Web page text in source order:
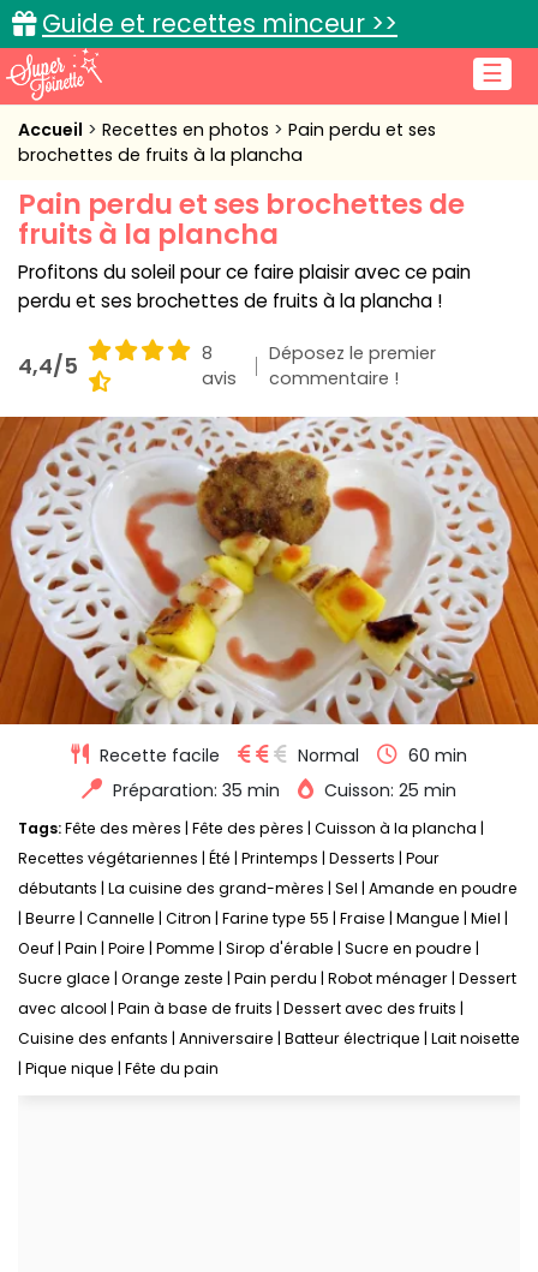
☰
Guide et recettes minceur >>
Accueil
Cuisine pratique
L'actu cuisine
Accueil Recettes en photos
Pain perdu et ses
brochettes de fruits à la plancha
Pain perdu et ses brochettes de
fruits à la plancha
Profitons du soleil pour ce faire plaisir avec ce pain
perdu et ses brochettes de fruits à la plancha !
4,4/5
8
avis
Déposez le premier
commentaire !
Recette facile Normal
60 min
Préparation: 35 min
Cuisson: 25 min
Tags:Fête des mères Fête des pères Cuisson à la plancha
Recettes végétariennes Été Printemps Desserts Pour
débutants La cuisine des grand-mères Sel Amande en poudre
Beurre Cannelle Citron Farine type 55 Fraise Mangue Miel
Oeuf Pain Poire Pomme Sirop d'érable Sucre en poudre
Sucre glace Orange zeste Pain perdu Robot ménager Dessert
avec alcool Pain à base de fruits Dessert avec des fruits
Cuisine des enfants Anniversaire Batteur électrique Lait noisette
Pique nique Fête du pain